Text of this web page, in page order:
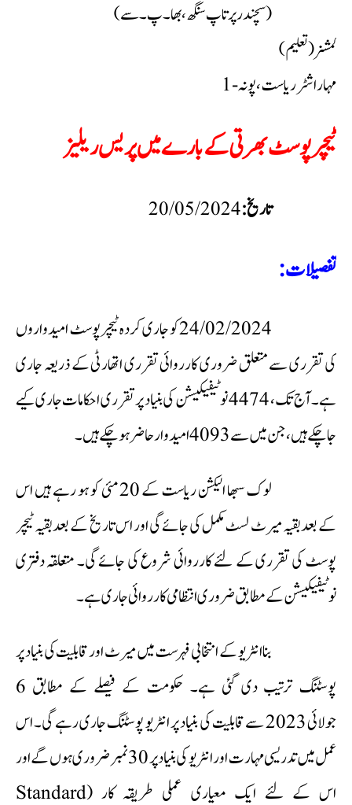
(سچندر پرتاپ سنگھ، بھا۔پ۔سے)
کمشنر (تعلیم)
مہاراشٹر ریاست، پونہ-1
ٹیچر پوسٹ بھرتی کے بارے میں پریس ریلیز
تاریخ:
تفصیلات:
24/02/2024 کو جاری کردہ ٹیچر پوسٹ امیدواروں
کی تقرری سے متعلق ضروری کارروائی تقرری اتھارٹی کے ذریعہ جاری
ہے۔ آج تک، 4474 نوٹیفیکیشن کی بنیاد پر تقرری احکامات جاری کیے
جا چکے ہیں، جن میں سے 4093 امیدوار حاضر ہو چکے ہیں۔
لوک سبھا الیکشن ریاست کے 20 مئی کو ہو رہے ہیں اس
کے بعد بقیہ میرٹ لسٹ مکمل کی جائے گی اور اس تاریخ کے بعد بقیہ ٹیچر
پوسٹ کی تقرری کے لئے کارروائی شروع کی جائے گی۔ متعلقہ دفتری
نوٹیفیکیشن کے مطابق ضروری انتظامی کارروائی جاری ہے۔
بنا انٹریو کے انتخابی فہرست میں میرٹ اور قابلیت کی بنیاد پر
پوسٹنگ ترتیب دی گئی ہے۔ حکومت کے فیصلے کے مطابق 6
جولائی 2023 سے قابلیت کی بنیاد پر انٹریو پوسٹنگ جاری رہے گی۔ اس
عمل میں تدریسی مہارت اور انٹریو کی بنیاد پر 30 نمبر ضروری ہوں گے اور
اس کے لئے ایک معیاری عملی طریقہ کار (Standard